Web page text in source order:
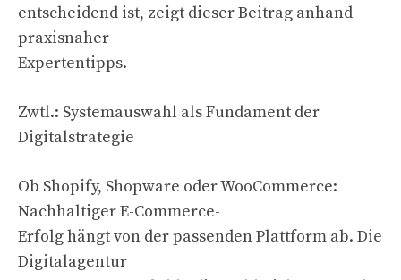
entscheidend ist, zeigt dieser Beitrag anhand
praxisnaher
Expertentipps.
Zwtl.: Systemauswahl als Fundament der
Digitalstrategie
Ob Shopify, Shopware oder WooCommerce:
Nachhaltiger E-Commerce-
Erfolg hängt von der passenden Plattform ab. Die
Digitalagentur